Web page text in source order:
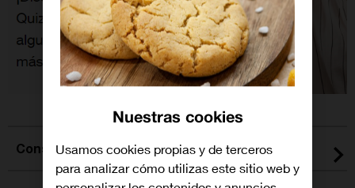
Consulta todas nuestras tarifas
Nuestras cookies
Usamos cookies propias y de terceros
para analizar cómo utilizas este sitio web y